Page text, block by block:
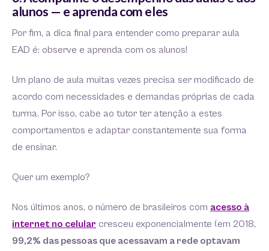
alunos — e aprenda com eles
Por fim, a dica final para entender como preparar aula
EAD é: observe e aprenda com os alunos!
Um plano de aula muitas vezes precisa ser modificado de
acordo com necessidades e demandas próprias de cada
turma. Por isso, cabe ao tutor ter atenção a estes
comportamentos e adaptar constantemente sua forma
de ensinar.
Quer um exemplo?
Nos últimos anos, o número de brasileiros com acesso à
internet no celular cresceu exponencialmente (em 2018,
99,2% das pessoas que acessavam a rede optavam